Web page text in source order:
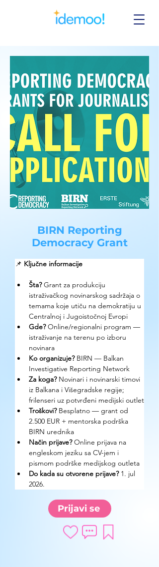
BIRN Reporting
Democracy Grant
📌 Ključne informacije
Šta? Grant za produkciju
istraživačkog novinarskog sadržaja o
temama koje utiču na demokratiju u
Centralnoj i Jugoistočnoj Evropi
Gde? Online/regionalni program —
istraživanje na terenu po izboru
novinara
Ko organizuje? BIRN — Balkan
Investigative Reporting Network
Za koga? Novinari i novinarski timovi
iz Balkana i Višegradske regije;
frilenseri uz potvrđeni medijski outlet
Troškovi? Besplatno — grant od
2.500 EUR + mentorska podrška
BIRN urednika
Način prijave? Online prijava na
engleskom jeziku sa CV-jem i
pismom podrške medijskog outleta
Do kada su otvorene prijave? 1. jul
2026.
Prijavi se